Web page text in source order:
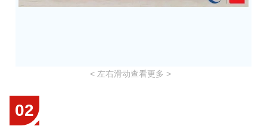
< 左右滑动查看更多 >
02